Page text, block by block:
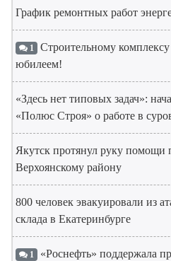
График ремонтных работ
1 Строительному
юбилеем!
«Здесь нет типовых задач»:
«Полюс Строя» о работе в
Якутск протянул руку помощи
Верхоянскому району
800 человек эвакуировали из
склада в Екатеринбурге
1 «Роснефть» поддержала